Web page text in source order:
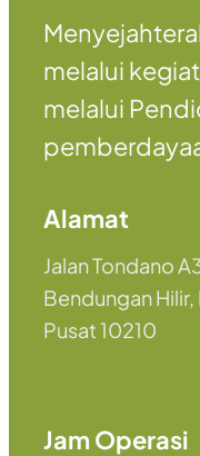
melalui
melalui
Alamat
Jalan Tondano
Bendungan Hilir,
Pusat 10210
Jam Operasi